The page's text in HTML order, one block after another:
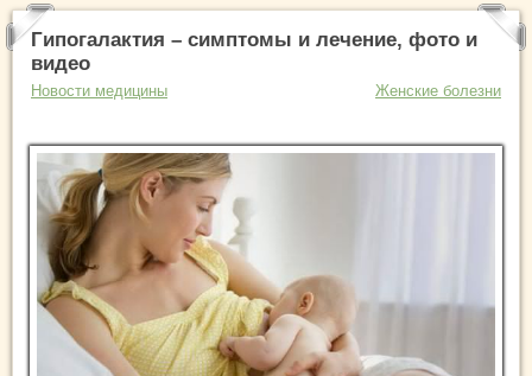
Гипогалактия – симптомы и лечение, фото и
видео
Новости медицины Женские болезни